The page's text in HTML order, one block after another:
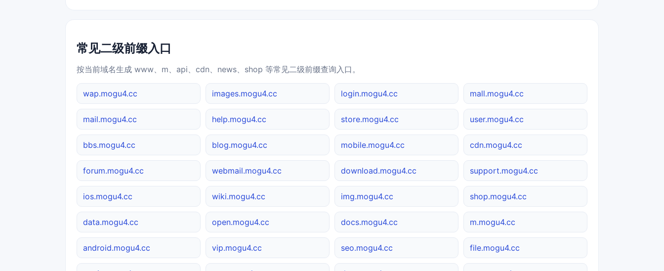
常见二级前缀入口
按当前域名生成 www、m、api、cdn、news、shop 等常见二级前缀查询入口。
wap.mogu4.cc images.mogu4.cc login.mogu4.cc mall.mogu4.cc
mail.mogu4.cc help.mogu4.cc store.mogu4.cc user.mogu4.cc
bbs.mogu4.cc blog.mogu4.cc mobile.mogu4.cc cdn.mogu4.cc
forum.mogu4.cc webmail.mogu4.cc download.mogu4.cc support.mogu4.cc
ios.mogu4.cc wiki.mogu4.cc img.mogu4.cc shop.mogu4.cc
data.mogu4.cc open.mogu4.cc docs.mogu4.cc m.mogu4.cc
android.mogu4.cc vip.mogu4.cc seo.mogu4.cc file.mogu4.cc